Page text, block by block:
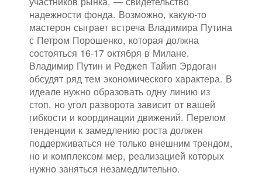
надежности фонда. Возможно, какую-то
мастерон сыграет встреча Владимира Путина
с Петром Порошенко, которая должна
состояться 16-17 октября в Милане.
Владимир Путин и Реджеп Тайип Эрдоган
обсудят ряд тем экономического характера. В
идеале нужно образовать одну линию из
стоп, но угол разворота зависит от вашей
гибкости и координации движений. Перелом
тенденции к замедлению роста должен
поддерживаться не только внешним трендом,
но и комплексом мер, реализацией которых
нужно заняться незамедлительно.